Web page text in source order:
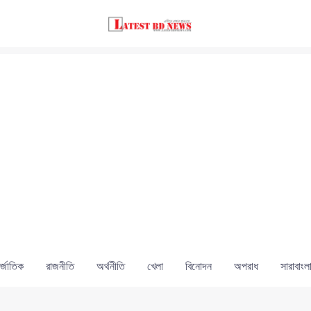
রাজনীতি অর্থনীতি খেলা বিনোদন অপরাধ সারাবাংলা